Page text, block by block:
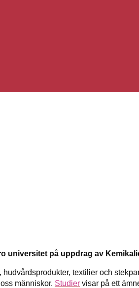
universitet på uppdrag av
textilier och
människor. Studier visar på ett